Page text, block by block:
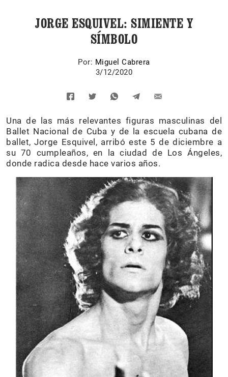
JORGE ESQUIVEL: SIMIENTE Y
SÍMBOLO
Por: Miguel Cabrera
3/12/2020
Una de las más relevantes figuras masculinas del
Ballet Nacional de Cuba y de la escuela cubana de
ballet, Jorge Esquivel, arribó este 5 de diciembre a
su 70 cumpleaños, en la ciudad de Los Ángeles,
donde radica desde hace varios años.